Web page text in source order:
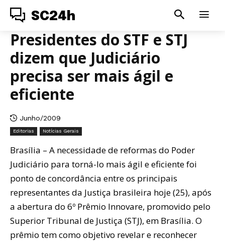
SC24h
Presidentes do STF e STJ
dizem que Judiciário
precisa ser mais ágil e
eficiente
Junho/2009
Editorias Notícias Gerais
Brasília – A necessidade de reformas do Poder
Judiciário para torná-lo mais ágil e eficiente foi
ponto de concordância entre os principais
representantes da Justiça brasileira hoje (25), após
a abertura do 6º Prêmio Innovare, promovido pelo
Superior Tribunal de Justiça (STJ), em Brasília. O
prêmio tem como objetivo revelar e reconhecer